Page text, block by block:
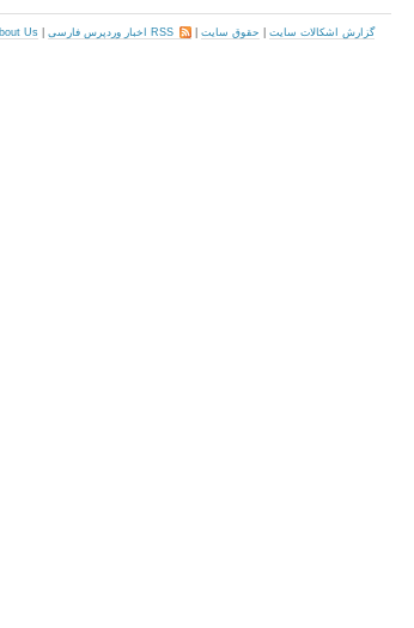
گزارش اشکالات سایت حقوق سایت RSS اخبار وردپرس فارسی Us